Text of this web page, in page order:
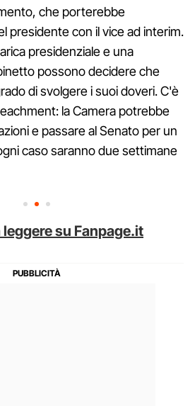
che porterebbe
presidente con il vice ad interim.
presidenziale e una
possono decidere che
di svolgere i suoi doveri. C'è
la Camera potrebbe
e passare al Senato per un
caso saranno due settimane
su Fanpage.it